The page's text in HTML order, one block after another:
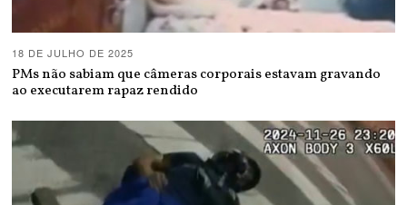
18 DE JULHO DE 2025
PMs não sabiam que câmeras corporais estavam gravando
ao executarem rapaz rendido